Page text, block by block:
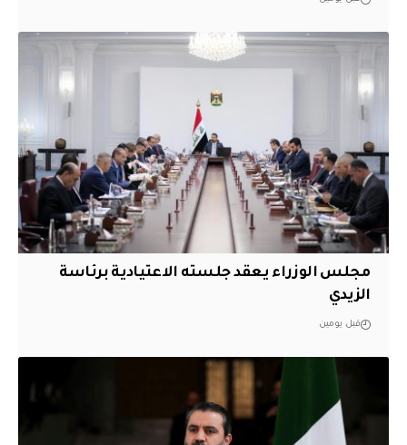
مجلس الوزراء يعقد جلسته الاعتيادية برئاسة
الزيدي
قبل يومين